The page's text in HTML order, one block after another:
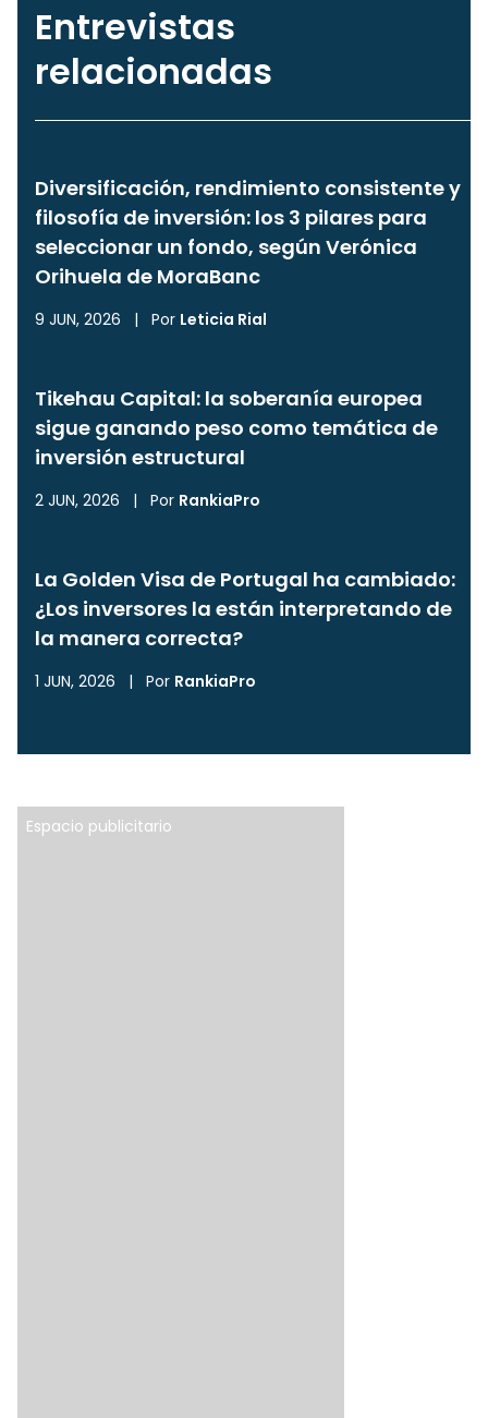
Entrevistas
relacionadas
Diversificación, rendimiento consistente y
filosofía de inversión: los 3 pilares para
seleccionar un fondo, según Verónica
Orihuela de MoraBanc
9 JUN, 2026 | Por Leticia Rial
Tikehau Capital: la soberanía europea
sigue ganando peso como temática de
inversión estructural
2 JUN, 2026 | Por RankiaPro
La Golden Visa de Portugal ha cambiado:
¿Los inversores la están interpretando de
la manera correcta?
1 JUN, 2026 | Por RankiaPro
Espacio publicitario